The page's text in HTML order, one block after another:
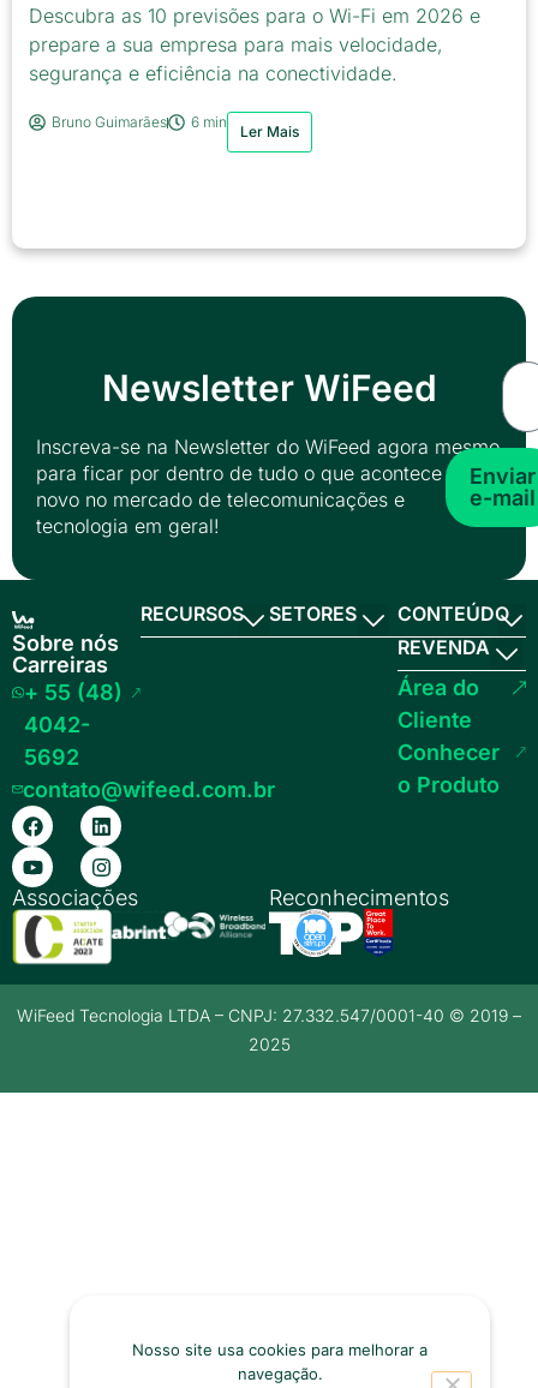
Descubra as 10 previsões para o Wi-Fi em 2026 e
prepare a sua empresa para mais velocidade,
segurança e eficiência na conectividade.
Bruno Guimarães 6 min
Ler Mais
Newsletter WiFeed
Inscreva-se na Newsletter do WiFeed agora mesmo
para ficar por dentro de tudo o que acontece de
novo no mercado de telecomunicações e
tecnologia em geral!
Enviar
e-mail
Sobre nós
Carreiras
+ 55 (48)
4042-
5692
contato@wifeed.com.br
RECURSOS SETORES
CONTEÚDO
REVENDA
Área do
Cliente
Conhecer
o Produto
Associações Reconhecimentos
WiFeed Tecnologia LTDA – CNPJ: 27.332.547/0001-40 © 2019 –
2025
Nosso site usa cookies para melhorar a
navegação.